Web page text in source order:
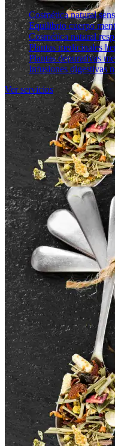
Cosmética natural
Equilibrio cuerpo
Cosmética natural
Plantas medicinales
Plantas depurativas
Infusiones digestivas
Ver servicios